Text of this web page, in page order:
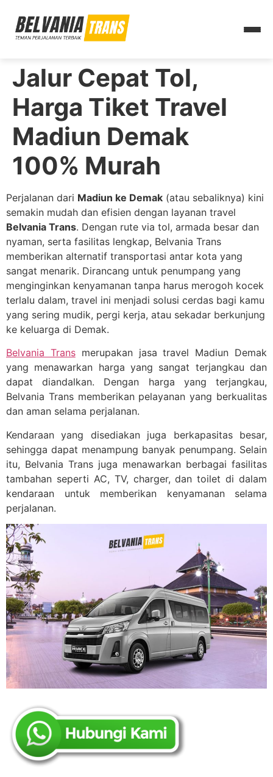
Jalur Cepat Tol,
Harga Tiket Travel
Madiun Demak
100% Murah
Perjalanan dari Madiun ke Demak (atau sebaliknya) kini
semakin mudah dan efisien dengan layanan travel
Belvania Trans. Dengan rute via tol, armada besar dan
nyaman, serta fasilitas lengkap, Belvania Trans
memberikan alternatif transportasi antar kota yang
sangat menarik. Dirancang untuk penumpang yang
menginginkan kenyamanan tanpa harus merogoh kocek
terlalu dalam, travel ini menjadi solusi cerdas bagi kamu
yang sering mudik, pergi kerja, atau sekadar berkunjung
ke keluarga di Demak.
Belvania Transmerupakan jasa travel Madiun Demak
yang menawarkan harga yang sangat terjangkau dan
dapat diandalkan. Dengan harga yang terjangkau,
Belvania Trans memberikan pelayanan yang berkualitas
dan aman selama perjalanan.
Kendaraan yang disediakan juga berkapasitas besar,
sehingga dapat menampung banyak penumpang. Selain
itu, Belvania Trans juga menawarkan berbagai fasilitas
tambahan seperti AC, TV, charger, dan toilet di dalam
kendaraan untuk memberikan kenyamanan selama
perjalanan.